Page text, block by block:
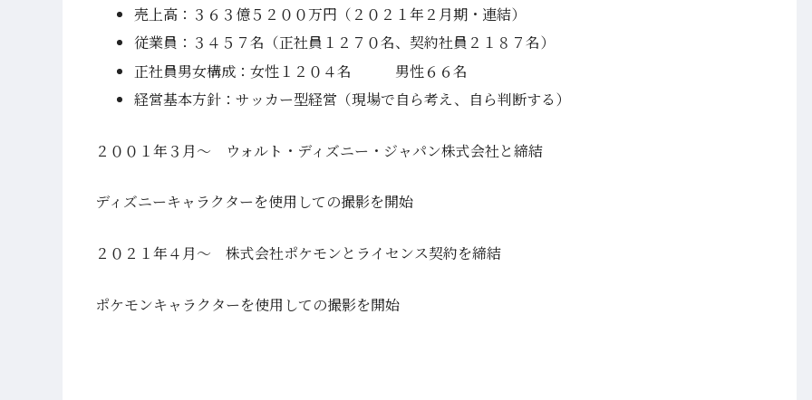
売上高：３６３億５２００万円（２０２１年２月期・連結）
従業員：３４５７名（正社員１２７０名、契約社員２１８７名）
正社員男女構成：女性１２０４名 男性６６名
経営基本方針：サッカー型経営（現場で自ら考え、自ら判断する）
２００１年３月～ ウォルト・ディズニー・ジャパン株式会社と締結
ディズニーキャラクターを使用しての撮影を開始
２０２１年４月～ 株式会社ポケモンとライセンス契約を締結
ポケモンキャラクターを使用しての撮影を開始